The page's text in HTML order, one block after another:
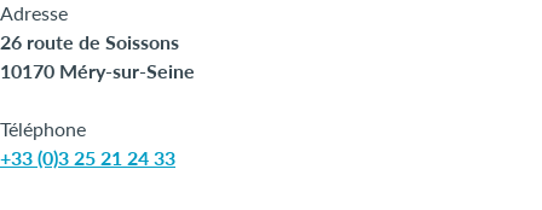
Adresse
26 route de Soissons
10170 Méry-sur-Seine
Téléphone
+33 (0)3 25 21 24 33